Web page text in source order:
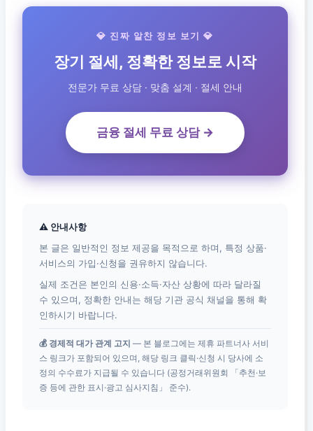
💎 진짜 알찬 정보 보기 💎
장기 절세, 정확한 정보로 시작
전문가 무료 상담 · 맞춤 설계 · 절세 안내
금융 절세 무료 상담 →
⚠ 안내사항
본 글은 일반적인 정보 제공을 목적으로 하며, 특정 상품·
서비스의 가입·신청을 권유하지 않습니다.
실제 조건은 본인의 신용·소득·자산 상황에 따라 달라질
수 있으며, 정확한 안내는 해당 기관 공식 채널을 통해 확
인하시기 바랍니다.
💰 경제적 대가 관계 고지 — 본 블로그에는 제휴 파트너사 서비
스 링크가 포함되어 있으며, 해당 링크 클릭·신청 시 당사에 소
정의 수수료가 지급될 수 있습니다 (공정거래위원회 「추천·보
증 등에 관한 표시·광고 심사지침」 준수).